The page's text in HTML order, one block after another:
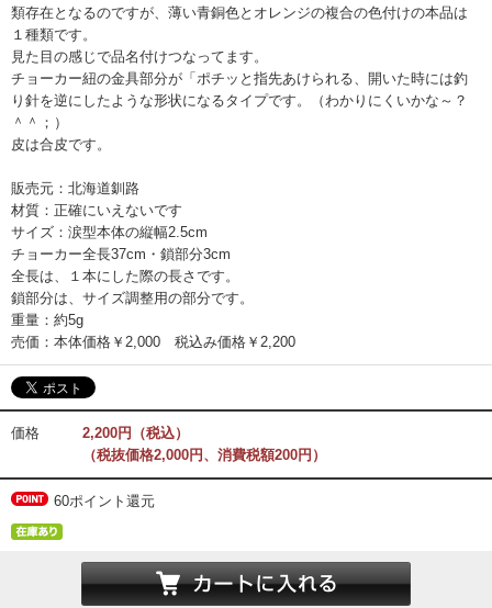
類存在となるのですが、薄い青銅色とオレンジの複合の色付けの本品は
１種類です。
見た目の感じで品名付けつなってます。
チョーカー紐の金具部分が「ポチッと指先あけられる、開いた時には釣
り針を逆にしたような形状になるタイプです。（わかりにくいかな～？
＾＾；）
皮は合皮です。
販売元：北海道釧路
材質：正確にいえないです
サイズ：涙型本体の縦幅2.5cm
チョーカー全長37cm・鎖部分3cm
全長は、１本にした際の長さです。
鎖部分は、サイズ調整用の部分です。
重量：約5g
売価：本体価格￥2,000 税込み価格￥2,200
価格
2,200円（税込）
（税抜価格2,000円、消費税額200円）
60ポイント還元